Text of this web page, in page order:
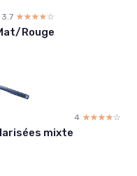
3.7 ☆☆☆☆☆
★★★★★
Rouge
4 ☆☆☆☆☆
★★★★★
mixte